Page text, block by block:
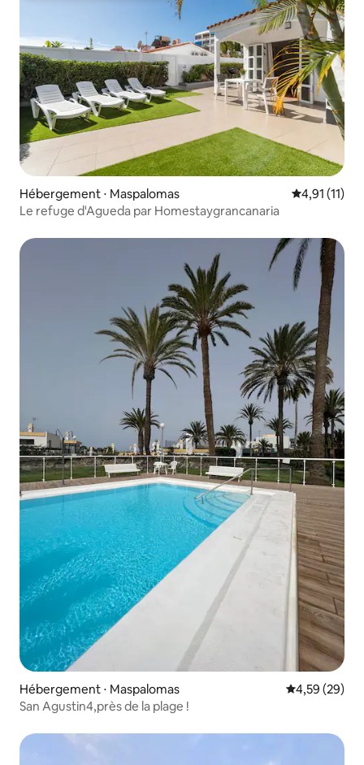
Hébergement ⋅ Maspalomas Évaluation
4,91 (11)
Le refuge d'Agueda par Homestaygrancanaria
Hébergement ⋅ Maspalomas Évaluation
4,59 (29)
San Agustin4,près de la plage !